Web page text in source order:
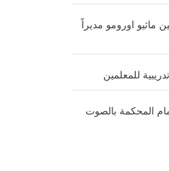
ماثيو اورومو مديراً
للمعلمين
المحكمة بالصوت